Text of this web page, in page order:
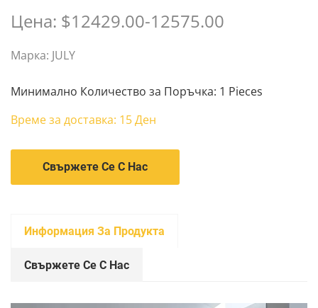
Цена: $12429.00-12575.00
Марка: JULY
Минимално Количество за Поръчка: 1 Pieces
Време за доставка: 15 Ден
Свържете Се С Нас
Информация За Продукта
Свържете Се С Нас